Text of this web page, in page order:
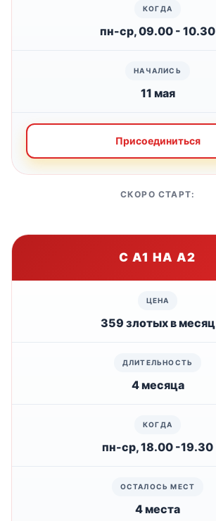
пн-ср, 09.00 - 10.30
11 мая
Присоединиться
СКОРО СТАРТ:
С А1 НА А2
359 злотых в месяц
4 месяца
пн-ср, 18.00 -19.30
4 места